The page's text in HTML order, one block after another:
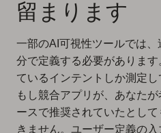
留まります
一部のAI可視性ツールでは
分で定義する必要がありま
ているインテントしか測定し
もし競合アプリが、あなた
ースで推奨されていたとし
きません。ユーザー定義の